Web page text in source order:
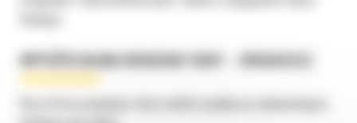
WYPOŻYCZALNIA BERGERAT RENT – BYDGOSZCZ
Nasza firma proponuje różne modele współpracy odpowiadające